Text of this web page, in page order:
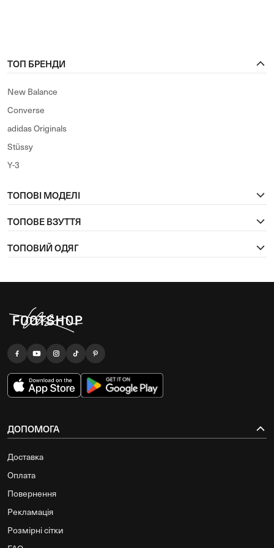
ТОП БРЕНДИ
New Balance
Converse
adidas Originals
Stüssy
Y-3
ТОПОВІ МОДЕЛІ
ТОПОВЕ ВЗУТТЯ
ТОПОВИЙ ОДЯГ
ДОПОМОГА
Доставка
Оплата
Повернення
Рекламація
Розмірні сітки